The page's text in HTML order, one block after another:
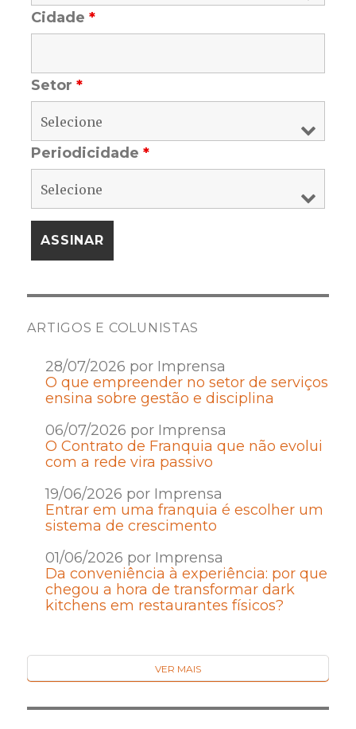
Cidade*
Setor*
Periodicidade*
ARTIGOS E COLUNISTAS
28/07/2026 por Imprensa
O que empreender no setor de serviços
ensina sobre gestão e disciplina
06/07/2026 por Imprensa
O Contrato de Franquia que não evolui
com a rede vira passivo
19/06/2026 por Imprensa
Entrar em uma franquia é escolher um
sistema de crescimento
01/06/2026 por Imprensa
Da conveniência à experiência: por que
chegou a hora de transformar dark
kitchens em restaurantes físicos?
VER MAIS